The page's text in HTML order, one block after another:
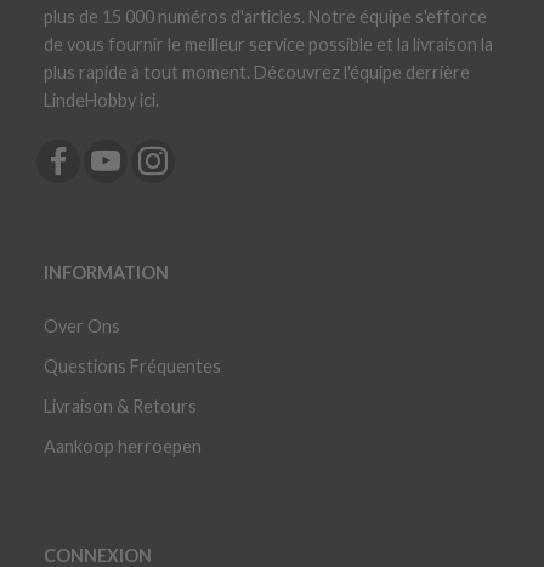
plus de 15 000 numéros d'articles. Notre équipe s'efforce
de vous fournir le meilleur service possible et la livraison la
plus rapide à tout moment. Découvrez l'équipe derrière
LindeHobby ici.
INFORMATION
Over Ons
Questions Fréquentes
Livraison & Retours
Aankoop herroepen
CONNEXION